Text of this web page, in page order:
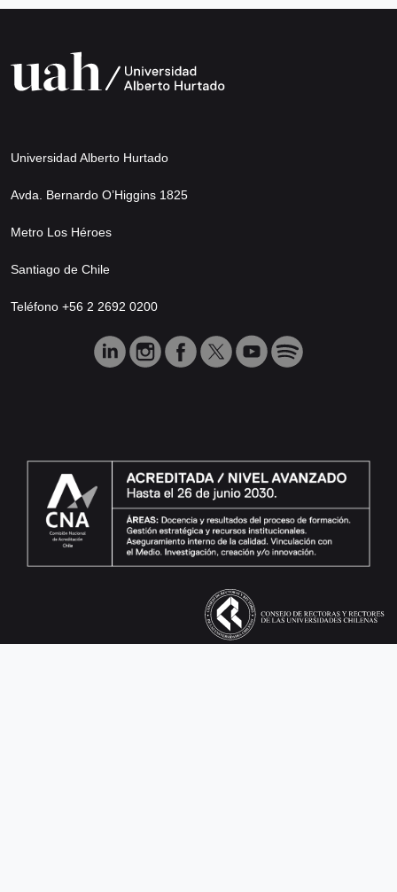
Universidad Alberto Hurtado
Avda. Bernardo O’Higgins 1825
Metro Los Héroes
Santiago de Chile
Teléfono +56 2 2692 0200